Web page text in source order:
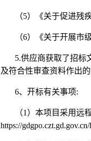
（5）《关于促进残
（6）《关于开展市
5.供应商获取了招标
及符合性审查资料作出的
6、开标有关事项:
（1 ）本项目采用远
https://